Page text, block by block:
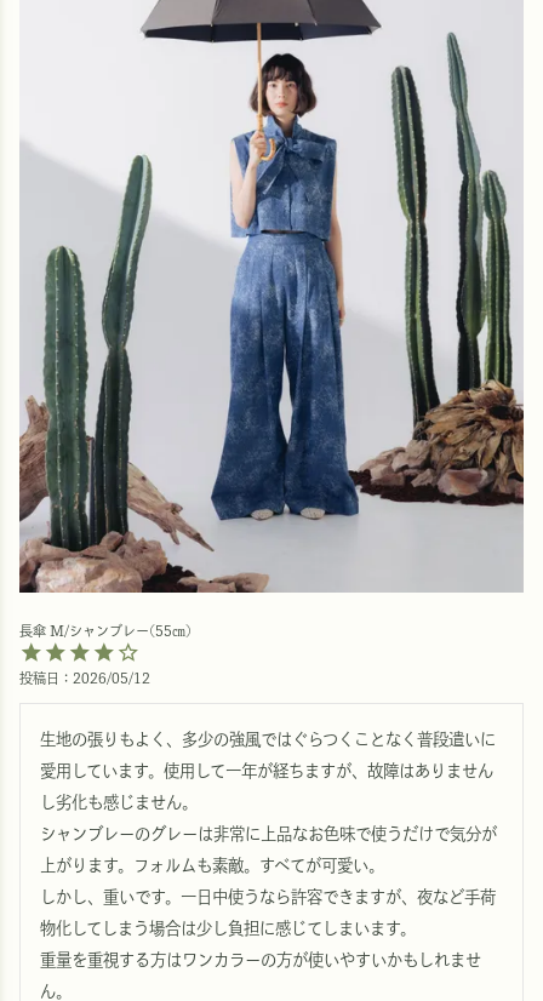
長傘 M/シャンブレー(55㎝)
投稿日 2026/05/12
生地の張りもよく、多少の強風ではぐらつくことなく普段遣いに
愛用しています。使用して一年が経ちますが、故障はありません
し劣化も感じません。
シャンブレーのグレーは非常に上品なお色味で使うだけで気分が
上がります。フォルムも素敵。すべてが可愛い。
しかし、重いです。一日中使うなら許容できますが、夜など手荷
物化してしまう場合は少し負担に感じてしまいます。
重量を重視する方はワンカラーの方が使いやすいかもしれませ
ん。